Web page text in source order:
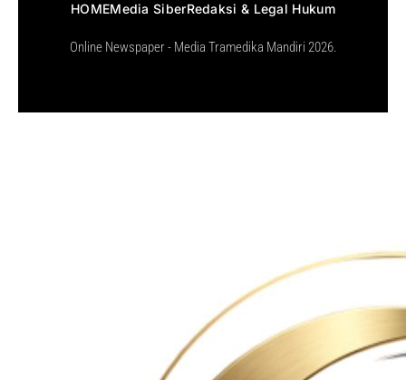
HOMEMedia SiberRedaksi & Legal Hukum
Online Newspaper - Media Tramedika Mandiri 2026.